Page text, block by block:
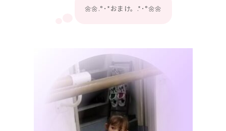
🌼🌼.°･*おまけ。.*･°🌼🌼